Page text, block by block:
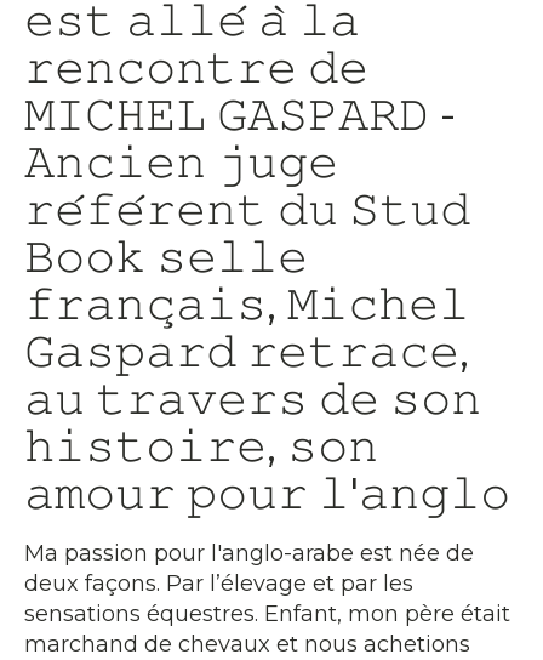
𝚎𝚜𝚝 𝚊𝚕𝚕𝚎́ 𝚊̀ 𝚕𝚊
𝚛𝚎𝚗𝚌𝚘𝚗𝚝𝚛𝚎 𝚍𝚎
𝙼𝙸𝙲𝙷𝙴𝙻 𝙶𝙰𝚂𝙿𝙰𝚁𝙳 -
𝙰𝚗𝚌𝚒𝚎𝚗 𝚓𝚞𝚐𝚎
𝚛𝚎́𝚏𝚎́𝚛𝚎𝚗𝚝 𝚍𝚞 𝚂𝚝𝚞𝚍
𝙱𝚘𝚘𝚔 𝚜𝚎𝚕𝚕𝚎
𝚏𝚛𝚊𝚗𝚌̧𝚊𝚒𝚜, 𝙼𝚒𝚌𝚑𝚎𝚕
𝙶𝚊𝚜𝚙𝚊𝚛𝚍 𝚛𝚎𝚝𝚛𝚊𝚌𝚎,
𝚊𝚞 𝚝𝚛𝚊𝚟𝚎𝚛𝚜 𝚍𝚎 𝚜𝚘𝚗
𝚑𝚒𝚜𝚝𝚘𝚒𝚛𝚎, 𝚜𝚘𝚗
𝚊𝚖𝚘𝚞𝚛 𝚙𝚘𝚞𝚛 𝚕'𝚊𝚗𝚐𝚕𝚘
Ma passion pour l'anglo-arabe est née de
deux façons. Par l’élevage et par les
sensations équestres. Enfant, mon père était
marchand de chevaux et nous achetions